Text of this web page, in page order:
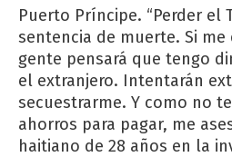
Puerto Príncipe. “Perder el
sentencia de muerte. Si
gente pensará que tengo
el extranjero. Intentarán
secuestrarme. Y como no
ahorros para pagar, me
haitiano de 28 años en la